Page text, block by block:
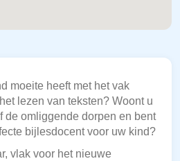
moeite heeft met het vak
lezen van teksten? Woont u
de omliggende dorpen en bent
bijlesdocent voor uw kind?
vlak voor het nieuwe